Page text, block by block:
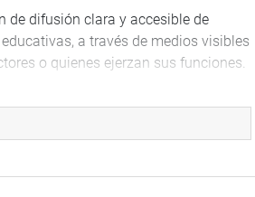
de difusión clara y accesible de
a través de medios visibles
o quienes ejerzan sus funciones.
educativo.
de sus estudios.